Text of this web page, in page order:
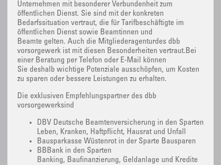
Unternehmen mit besonderer Verbundenheit zum
öffentlichen Dienst. Sie sind mit der konkreten
Bedarfssituation vertraut, die für Tarifbeschäftigte im
öffentlichen Dienst sowie Beamtinnen und
Beamte gelten. Auch die Mitgliederagenturdes dbb
vorsorgewerk ist mit diesen Besonderheiten vertraut.Bei
einer Beratung per Telefon oder E-Mail können
Sie deshalb wichtige Potenziale ausschöpfen, um Kosten
zu sparen oder bessere Leistungen zu erhalten.
Die exklusiven Empfehlungspartner des dbb
vorsorgewerksind
DBV Deutsche Beamtenversicherung in den Sparten
Leben, Kranken, Haftpflicht, Hausrat und Unfall
Bausparkasse Wüstenrot in der Sparte Bausparen
BBBank in den Sparten
Banking, Baufinanzierung, Geldanlage und Kredite